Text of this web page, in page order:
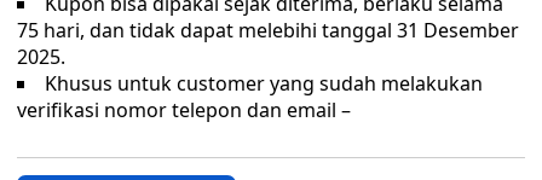
75 hari, dan tidak dapat melebihi tanggal 31 Desember
2025.
Khusus untuk customer yang sudah melakukan
verifikasi nomor telepon dan email –